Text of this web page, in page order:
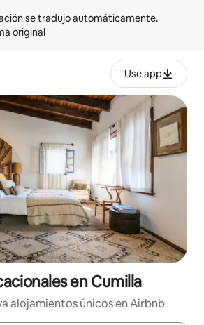
original
Use app
en Cumilla
alojamientos únicos en Airbnb